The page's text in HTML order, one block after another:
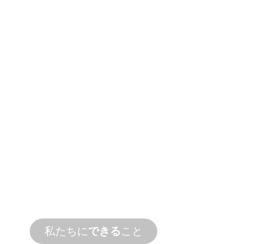
私たちにできること